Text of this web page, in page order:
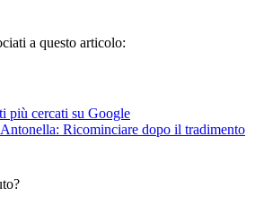
a questo articolo:
più cercati su Google
Ricominciare dopo il tradimento